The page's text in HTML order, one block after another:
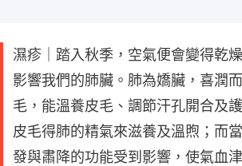
濕疹｜踏入秋季，空氣便會變得乾
影響我們的肺臟。肺為嬌臟，喜潤
毛，能溫養皮毛、調節汗孔開合及
皮毛得肺的精氣來滋養及溫煦；而
發與肅降的功能受到影響，使氣血